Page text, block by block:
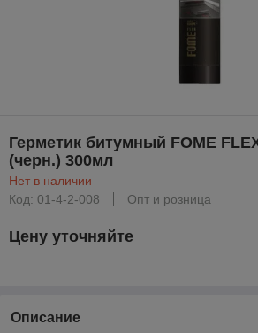
Герметик битумный FOME
(черн.) 300мл
Нет в наличии
Код: 01-4-2-008
Опт и розница
Цену уточняйте
Описание